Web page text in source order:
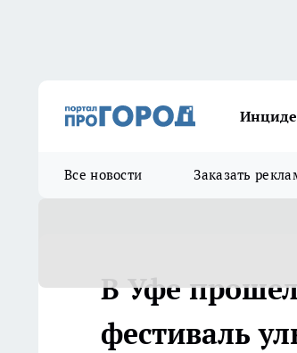
Все новости Заказать
В Уфе
фестиваль